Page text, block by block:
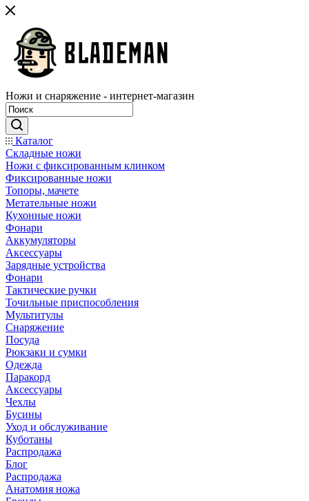
Ножи и снаряжение - интернет-магазин
Каталог
Складные ножи
Ножи с фиксированным клинком
Фиксированные ножи
Топоры, мачете
Метательные ножи
Кухонные ножи
Фонари
Аккумуляторы
Аксессуары
Зарядные устройства
Фонари
Тактические ручки
Точильные приспособления
Мультитулы
Снаряжение
Посуда
Рюкзаки и сумки
Одежда
Паракорд
Аксессуары
Чехлы
Бусины
Уход и обслуживание
Куботаны
Распродажа
Блог
Распродажа
Анатомия ножа